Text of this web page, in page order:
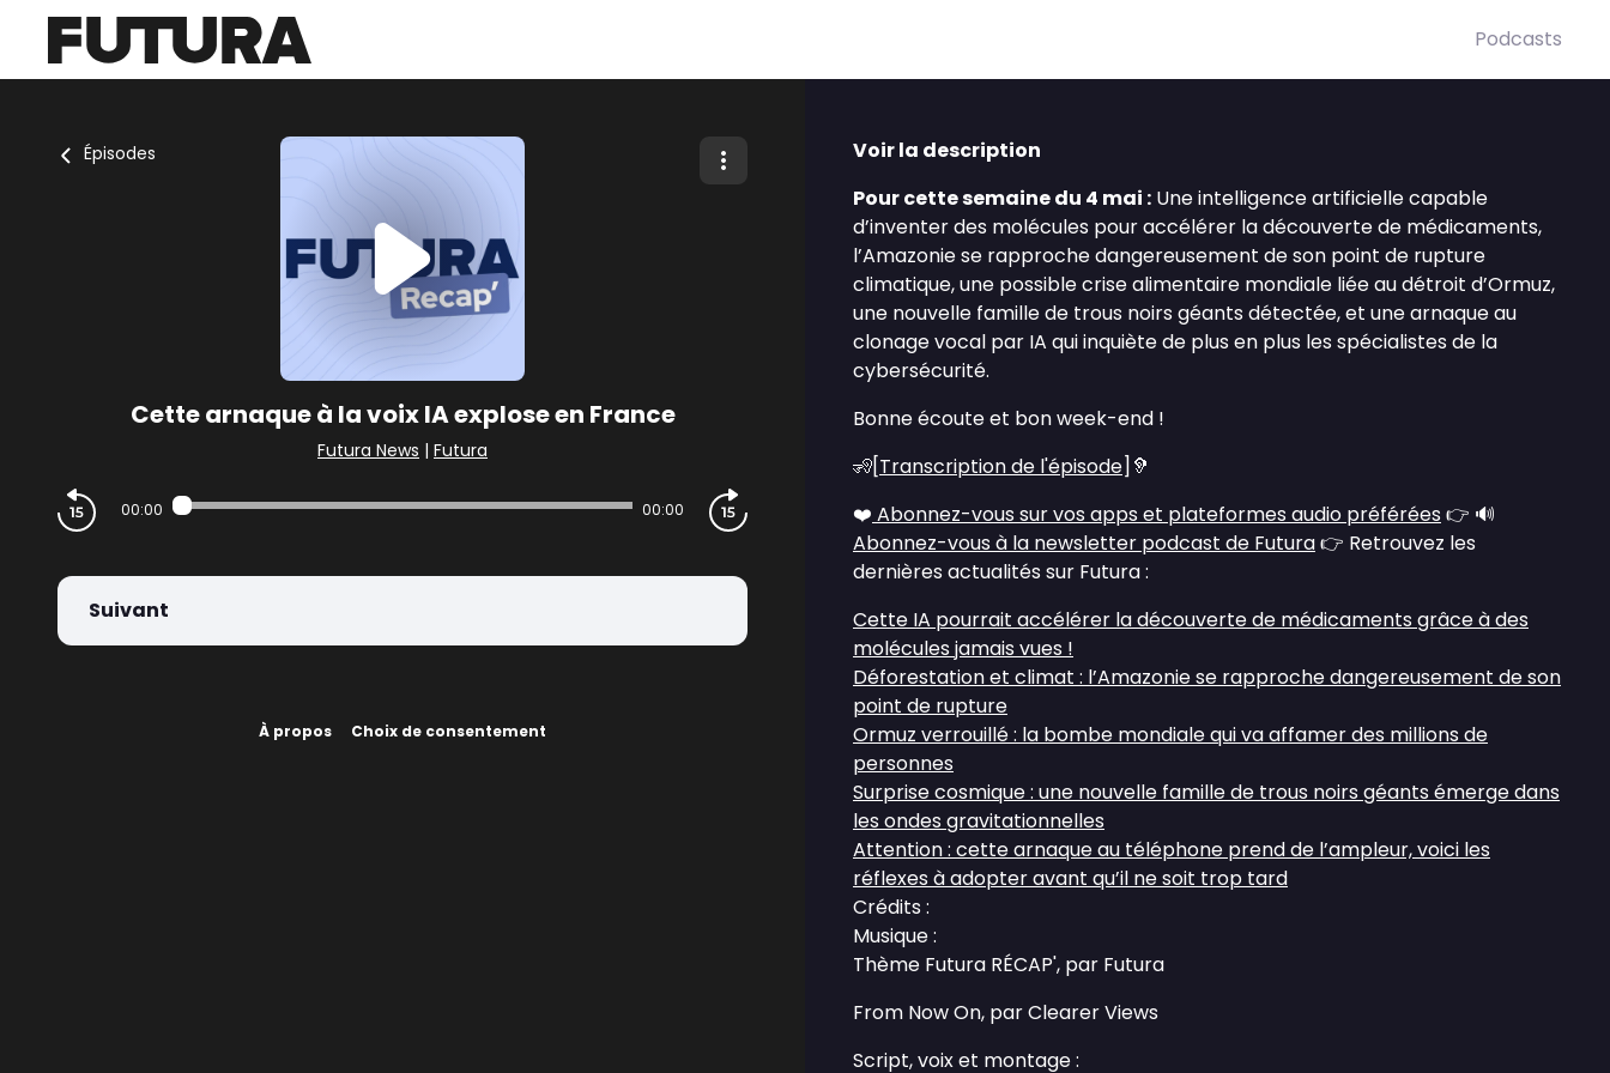
Podcasts
Épisodes
Cette arnaque à la voix IA explose en France
Futura News | Futura
00:00 00:00
Suivant
À propos Choix de consentement
Voir la description
Pour cette semaine du 4 mai : Une intelligence artificielle capable
d’inventer des molécules pour accélérer la découverte de médicaments,
l’Amazonie se rapproche dangereusement de son point de rupture
climatique, une possible crise alimentaire mondiale liée au détroit d’Ormuz,
une nouvelle famille de trous noirs géants détectée, et une arnaque au
clonage vocal par IA qui inquiète de plus en plus les spécialistes de la
cybersécurité.
Bonne écoute et bon week-end !
🧏[Transcription de l'épisode]🦻
❤️ Abonnez-vous sur vos apps et plateformes audio préférées 👉 🔊
Abonnez-vous à la newsletter podcast de Futura👉 Retrouvez les
dernières actualités sur Futura :
Cette IA pourrait accélérer la découverte de médicaments grâce à des
molécules jamais vues !
Déforestation et climat : l’Amazonie se rapproche dangereusement de son
point de rupture
Ormuz verrouillé : la bombe mondiale qui va affamer des millions de
personnes
Surprise cosmique : une nouvelle famille de trous noirs géants émerge dans
les ondes gravitationnelles
Attention : cette arnaque au téléphone prend de l’ampleur, voici les
réflexes à adopter avant qu’il ne soit trop tard
Crédits :
Musique :
Thème Futura RÉCAP', par Futura
From Now On, par Clearer Views
Script, voix et montage :